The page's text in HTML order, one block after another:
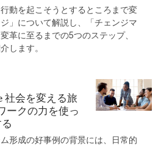
動を起こそうとするところまで変
」について解説し、「チェンジマ
革に至るまでの5つのステップ、
します。
社会を変える旅
ークの力を使っ
形成の好事例の背景には、日常的